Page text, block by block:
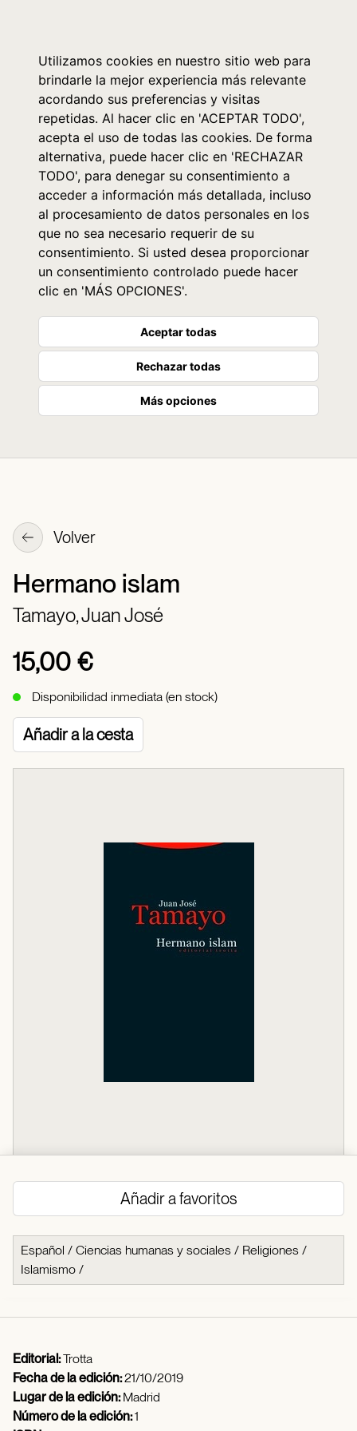
Utilizamos cookies en nuestro sitio web para
brindarle la mejor experiencia más relevante
acordando sus preferencias y visitas
repetidas. Al hacer clic en 'ACEPTAR TODO',
acepta el uso de todas las cookies. De forma
alternativa, puede hacer clic en 'RECHAZAR
TODO', para denegar su consentimiento a
acceder a información más detallada, incluso
al procesamiento de datos personales en los
que no sea necesario requerir de su
consentimiento. Si usted desea proporcionar
un consentimiento controlado puede hacer
clic en 'MÁS OPCIONES'.
Aceptar todas
Rechazar todas
Más opciones
Volver
Hermano islam
Tamayo, Juan José
15,00 €
Disponibilidad inmediata (en stock)
Añadir a la cesta
Añadir a favoritos
Español / Ciencias humanas y sociales / Religiones /
Islamismo /
Editorial:Trotta
Fecha de la edición:21/10/2019
Lugar de la edición:Madrid
Número de la edición:1